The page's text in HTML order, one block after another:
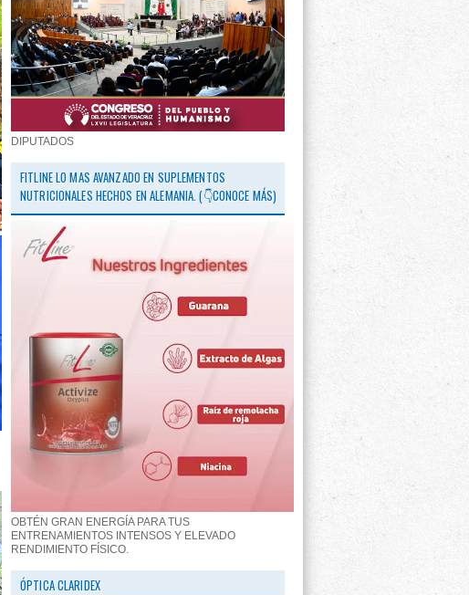
DIPUTADOS
FITLINE LO MAS AVANZADO EN SUPLEMENTOS
NUTRICIONALES HECHOS EN ALEMANIA. (👇CONOCE MÁS)
OBTÉN GRAN ENERGÍA PARA TUS
ENTRENAMIENTOS INTENSOS Y ELEVADO
RENDIMIENTO FÍSICO.
ÓPTICA CLARIDEX